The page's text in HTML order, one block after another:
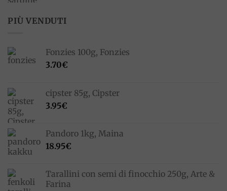
PIÙ VENDUTI
Fonzies 100g, Fonzies
3.70€
cipster 85g, Cipster
3.95€
Pandoro 1kg, Maina
18.95€
Tarallini con semi di finocchio 250g, Arte &
Farina